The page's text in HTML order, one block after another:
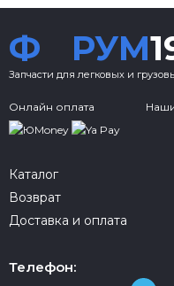
Ф РУМ
Запчасти для легковых и
Онлайн оплата
Каталог
Возврат
Доставка и оплата
Телефон: